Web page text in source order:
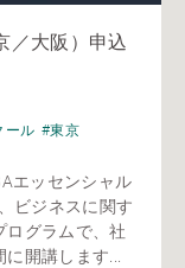
／大阪）申込
ール #東京
エッセンシャル
ビジネスに関す
ログラムで、社
開講します...